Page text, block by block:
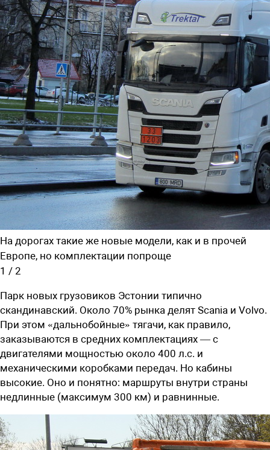
На дорогах такие же новые модели, как и в прочей
Европе, но комплектации попроще
1 / 2
Парк новых грузовиков Эстонии типично
скандинавский. Около 70% рынка делят Scania и Volvo.
При этом «дальнобойные» тягачи, как правило,
заказываются в средних комплектациях — с
двигателями мощностью около 400 л.с. и
механическими коробками передач. Но кабины
высокие. Оно и понятно: маршруты внутри страны
недлинные (максимум 300 км) и равнинные.